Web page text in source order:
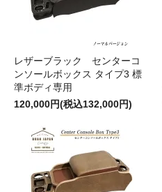
レザーブラック センターコ
ンソールボックス タイプ3 標
準ボディ専用
120,000円(税込132,000円)